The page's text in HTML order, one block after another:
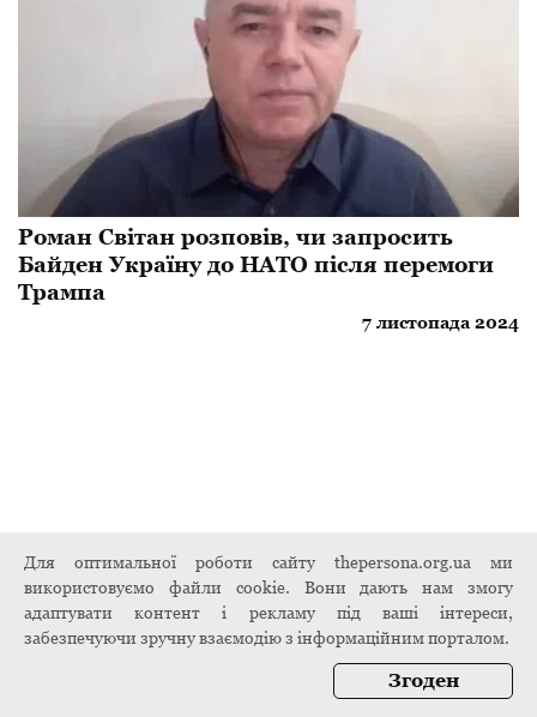
Роман Світан розповів, чи запросить
Байден Україну до НАТО після перемоги
Трампа
7 листопада 2024
Для оптимальної роботи сайту thepersona.org.ua ми
використовуємо файли cookie. Вони дають нам змогу
адаптувати контент і рекламу під ваші інтереси,
забезпечуючи зручну взаємодію з інформаційним порталом.
Згоден